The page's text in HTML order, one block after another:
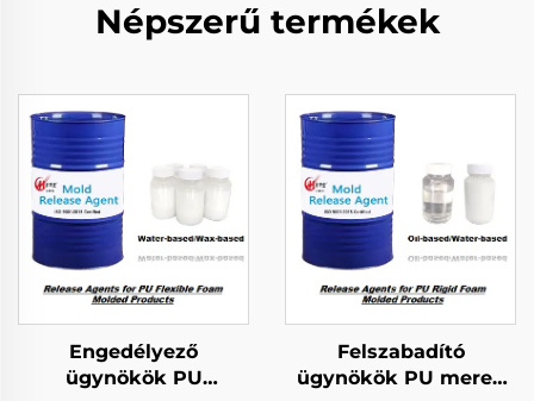
Népszerű termékek
Engedélyező
ügynökök PU
Felszabadító
ügynökök PU merev